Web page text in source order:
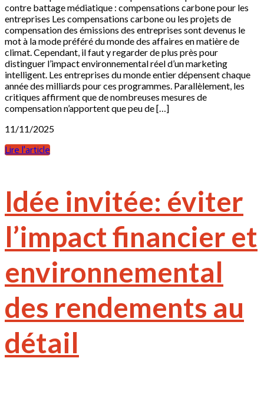
contre battage médiatique : compensations carbone pour les
entreprises Les compensations carbone ou les projets de
compensation des émissions des entreprises sont devenus le
mot à la mode préféré du monde des affaires en matière de
climat. Cependant, il faut y regarder de plus près pour
distinguer l’impact environnemental réel d’un marketing
intelligent. Les entreprises du monde entier dépensent chaque
année des milliards pour ces programmes. Parallèlement, les
critiques affirment que de nombreuses mesures de
compensation n’apportent que peu de […]
11/11/2025
Lire l'article
Idée invitée: éviter
l’impact financier et
environnemental
des rendements au
détail